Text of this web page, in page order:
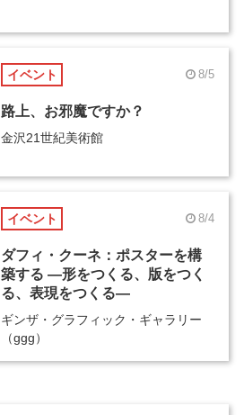
イベント 8/5
路上、お邪魔ですか？
金沢21世紀美術館
イベント 8/4
ダフィ・クーネ：ポスターを構
築する ―形をつくる、版をつく
る、表現をつくる―
ギンザ・グラフィック・ギャラリー
（ggg）